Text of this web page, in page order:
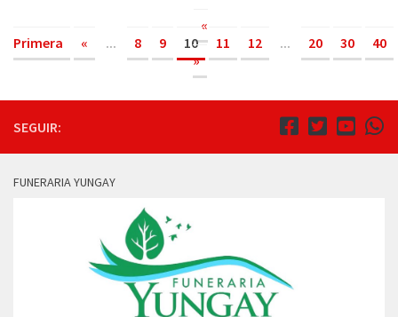
«
Primera
« ... 8 9 10 11 12 ... 20 30
40
»
SEGUIR:
FUNERARIA YUNGAY